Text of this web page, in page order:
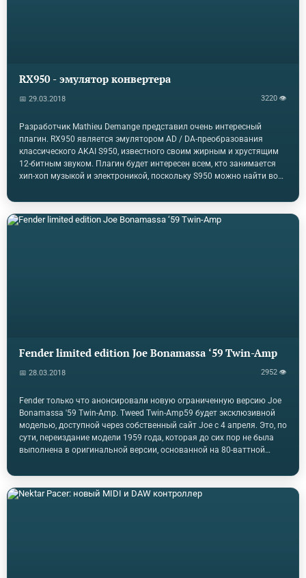
RX950 - эмулятор конвертера
📅 29.03.2018 3220 👁
Разработчик Mathieu Demange представил очень интересный
плагин. RX950 является эмулятором AD / DA-преобразования
классического AKAI S950, известного своим жирным и хрустящим
12-битным звуком. Плагин будет интересен всем, кто занимается
хип-хоп музыкой и электроникой, поскольку S950 можно найти во
утверждает, что RX950 предлагает идеальное моделирование
аудиосигнала S950, причем реплика является результатом
изучения стоимости оригинального устройства за год. Также
Fender limited edition Joe Bonamassa ‘59 Twin-Amp
📅 28.03.2018 2952 👁
Fender только что анонсировали новую ограниченную версию Joe
Bonamassa '59 Twin-Amp. Tweed Twin-Amp59 будет эксклюзивной
моделью, доступной через собственный сайт Joe с 4 апреля. Это, по
сути, переиздание модели 1959 года, которая до сих пор не была
выполнена в оригинальной версии, основанной на 80-ваттной
трех предусилительных клапанов 12AX7 и четырех выходных
клапанов 6L6. Усилитель встроен в традиционную схему печатной
платы, а также имеет тонкопористые конденсаторы с желтой